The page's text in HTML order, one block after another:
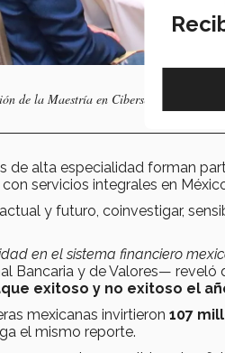
de la Maestría en Ciberseguridad.
de alta especialidad forman
servicios integrales en
y futuro, coinvestigar,
en el sistema financiero
Bancaria y de Valores— reveló
exitoso y no exitoso el
mexicanas invirtieron 107
el mismo reporte.